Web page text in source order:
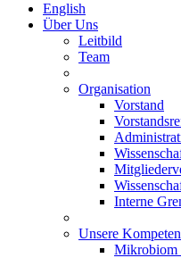
English
Über Uns
Leitbild
Team
Organisation
Vorstand
Interne
Unsere
Mikrobiom